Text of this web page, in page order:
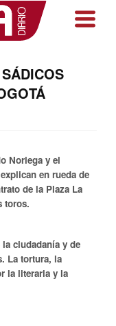
Noriega y el
en rueda de
de la Plaza La
toros.
ciudadanía y de
La tortura, la
la literaria y la